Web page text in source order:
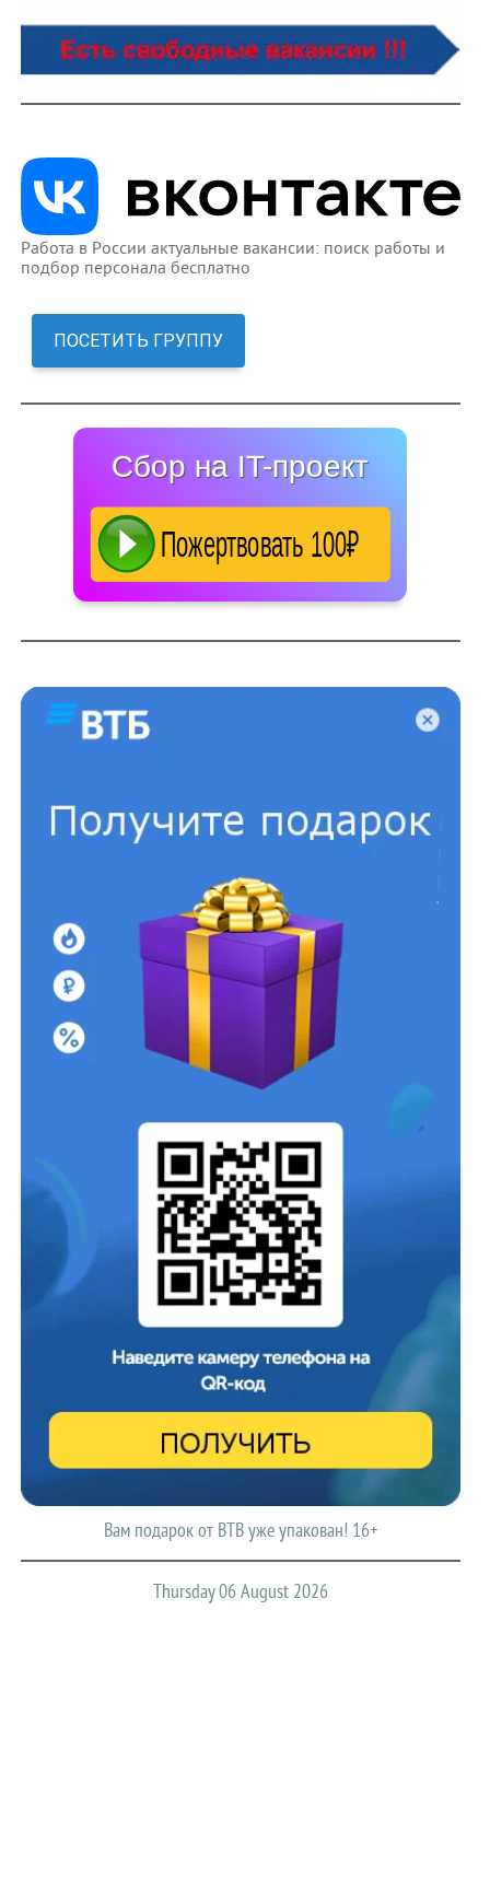
Работа в России актуальные вакансии: поиск работы и
подбор персонала бесплатно
ПОСЕТИТЬ ГРУППУ
Сбор на IT-проект
Вам подарок от ВТВ уже упакован! 16+
Thursday 06 August 2026